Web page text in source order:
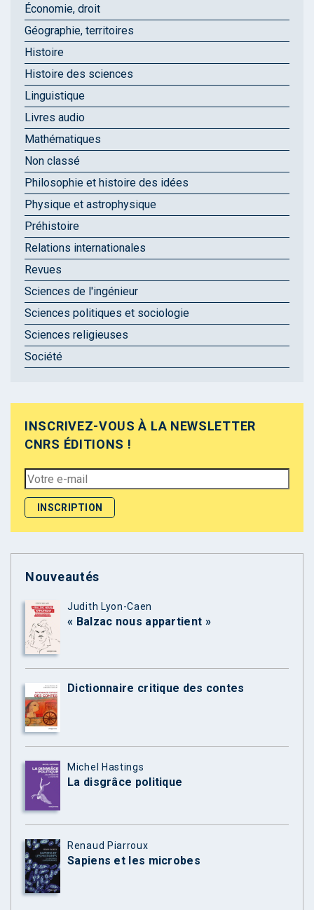
Économie, droit
Géographie, territoires
Histoire
Histoire des sciences
Linguistique
Livres audio
Mathématiques
Non classé
Philosophie et histoire des idées
Physique et astrophysique
Préhistoire
Relations internationales
Revues
Sciences de l'ingénieur
Sciences politiques et sociologie
Sciences religieuses
Société
INSCRIVEZ-VOUS À LA NEWSLETTER
CNRS ÉDITIONS !
Nouveautés
Judith Lyon-Caen
« Balzac nous appartient »
Dictionnaire critique des contes
Michel Hastings
La disgrâce politique
Renaud Piarroux
Sapiens et les microbes